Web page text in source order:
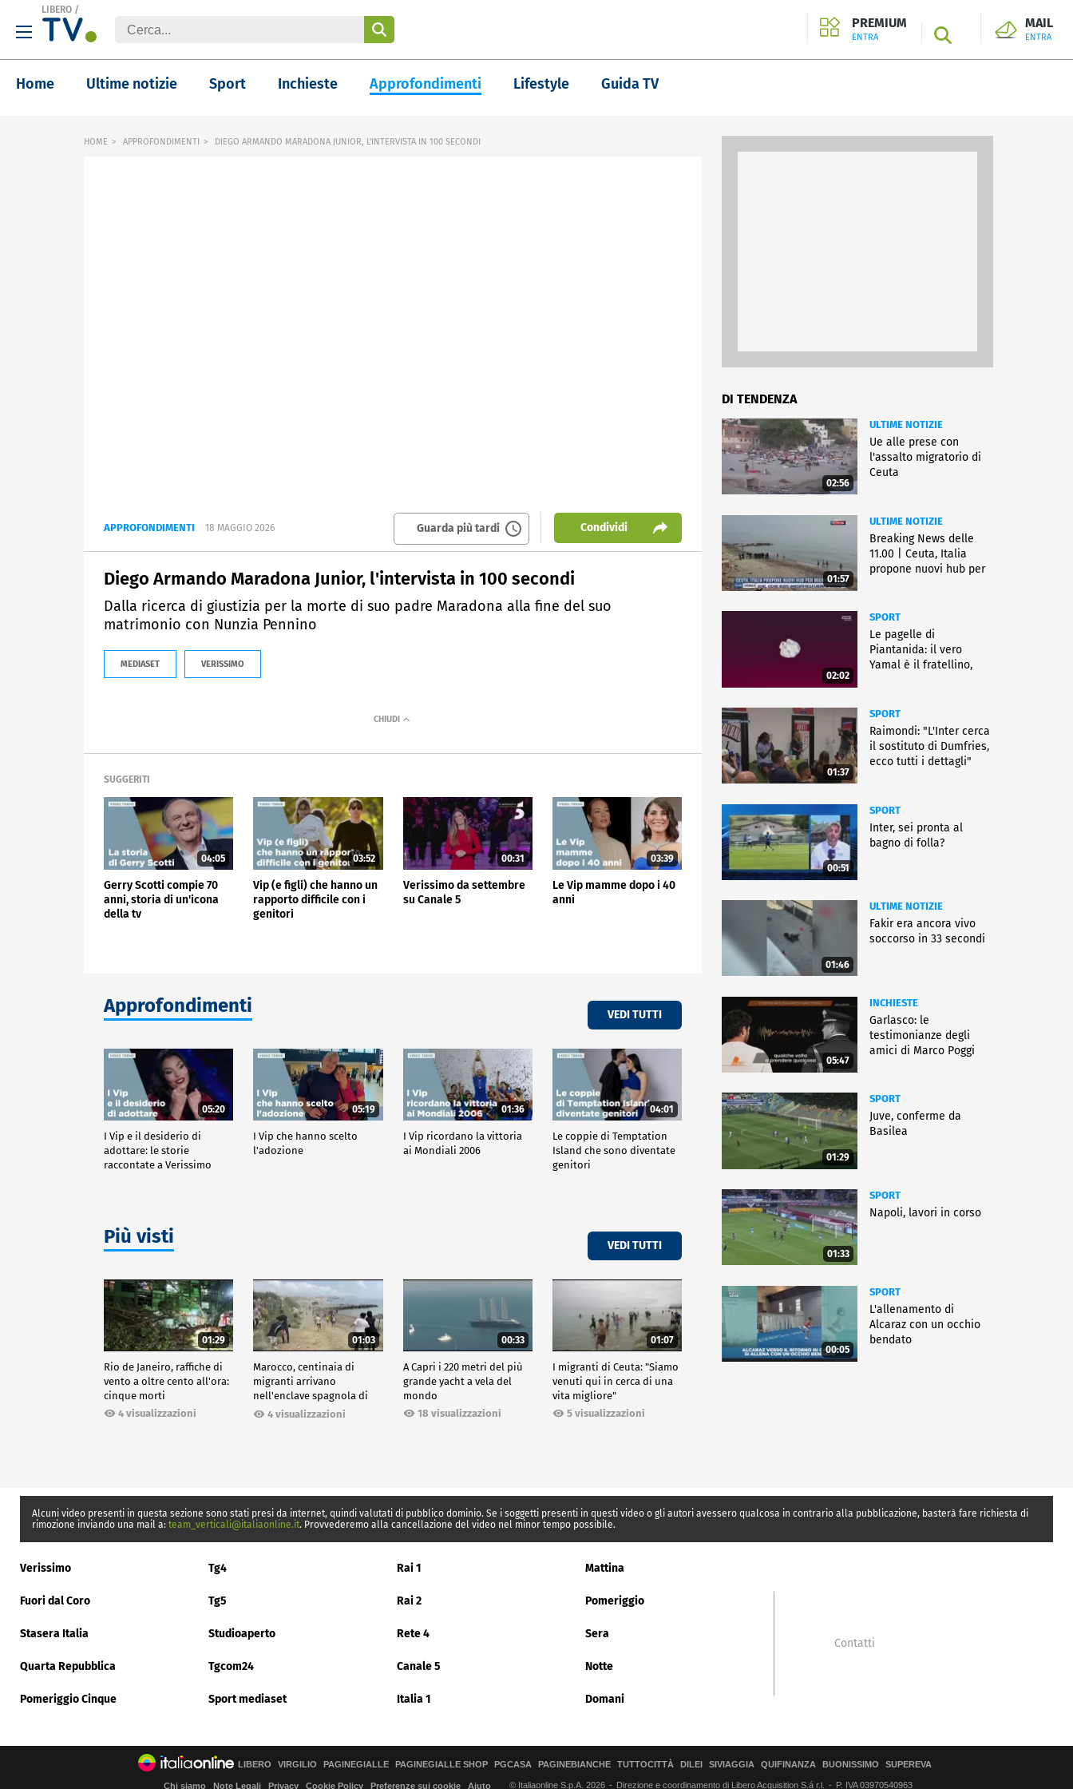
LIBERO /
PREMIUM
ENTRA SEARCH
MAIL
ENTRA
Home Ultime notizie Sport Inchieste Approfondimenti Lifestyle Guida TV
HOME APPROFONDIMENTI DIEGO ARMANDO MARADONA JUNIOR, L'INTERVISTA IN 100 SECONDI
APPROFONDIMENTI 18 MAGGIO 2026 Guarda più tardi Condividi
Diego Armando Maradona Junior, l'intervista in 100 secondi
Dalla ricerca di giustizia per la morte di suo padre Maradona alla fine del suo
matrimonio con Nunzia Pennino
MEDIASET VERISSIMO
SUGGERITI
04:05
Gerry Scotti compie 70
anni, storia di un'icona
della tv
03:52
Vip (e figli) che hanno un
rapporto difficile con i
genitori
00:31
Verissimo da settembre
su Canale 5
03:39
Le Vip mamme dopo i 40
anni
Approfondimenti VEDI TUTTI
05:20
I Vip e il desiderio di
adottare: le storie
raccontate a Verissimo
05:19
I Vip che hanno scelto
l'adozione
01:36
I Vip ricordano la vittoria
ai Mondiali 2006
04:01
Le coppie di Temptation
Island che sono diventate
genitori
Più visti VEDI TUTTI
01:29
Rio de Janeiro, raffiche di
vento a oltre cento all'ora:
cinque morti
4 visualizzazioni
01:03
Marocco, centinaia di
migranti arrivano
nell'enclave spagnola di
Ceuta4 visualizzazioni
00:33
A Capri i 220 metri del più
grande yacht a vela del
mondo
18 visualizzazioni
01:07
I migranti di Ceuta: "Siamo
venuti qui in cerca di una
vita migliore"
5 visualizzazioni
DI TENDENZA
02:56
ULTIME NOTIZIE
Ue alle prese con
l'assalto migratorio di
Ceuta
01:57
ULTIME NOTIZIE
Breaking News delle
11.00 | Ceuta, Italia
propone nuovi hub per
02:02
SPORT
Le pagelle di
Piantanida: il vero
Yamal è il fratellino,
01:37
SPORT
Raimondi: "L'Inter cerca
il sostituto di Dumfries,
ecco tutti i dettagli"
00:51
SPORT
Inter, sei pronta al
bagno di folla?
01:46
ULTIME NOTIZIE
Fakir era ancora vivo
soccorso in 33 secondi
05:47
INCHIESTE
Garlasco: le
testimonianze degli
amici di Marco Poggi
01:29
SPORT
Juve, conferme da
Basilea
01:33
SPORT
Napoli, lavori in corso
00:05
SPORT
L'allenamento di
Alcaraz con un occhio
bendato
Alcuni video presenti in questa sezione sono stati presi da internet, quindi valutati di pubblico dominio. Se i soggetti presenti in questi video o gli autori avessero qualcosa in contrario alla pubblicazione, basterà fare richiesta di
rimozione inviando una mail a: team_verticali@italiaonline.it. Provvederemo alla cancellazione del video nel minor tempo possibile.
Verissimo Tg4 Rai 1 Mattina
Fuori dal Coro Tg5 Rai 2 Pomeriggio
Stasera Italia Studioaperto Rete 4 Sera
Quarta Repubblica Tgcom24 Canale 5 Notte
Pomeriggio Cinque Sport mediaset Italia 1 Domani
Contatti
LIBERO VIRGILIO PAGINEGIALLE PAGINEGIALLE SHOP PGCASA PAGINEBIANCHE TUTTOCITTÀ DILEI SIVIAGGIA QUIFINANZA BUONISSIMO SUPEREVA
Chi siamo Note Legali Privacy Cookie Policy Preferenze sui cookie Aiuto © Italiaonline S.p.A. 2026 Direzione e coordinamento di Libero Acquisition S.á r.l. P. IVA 03970540963